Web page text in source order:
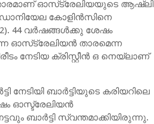
താരമാണ് ഓസ്‌ട്രേലിയയുടെ ആഷ്‌ലി
ഡാനിയേല കോളിന്‍സിനെ
44 വര്‍ഷങ്ങള്‍ക്കു ശേഷം
ഓസ്‌ട്രേലിയൻ താരമെന്ന
നേടിയ ക്രിസ്റ്റീന്‍ ഒ നെയ്ലാണ്
ബാര്‍ട്ടിയുടെ കരിയറിലെ
ഓസ്ട്രേലിയന്‍
ബാര്‍ട്ടി സ്വന്തമാക്കിയിരുന്നു.